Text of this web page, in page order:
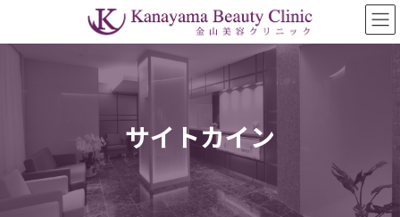
テ
ゲ
サイトカイン